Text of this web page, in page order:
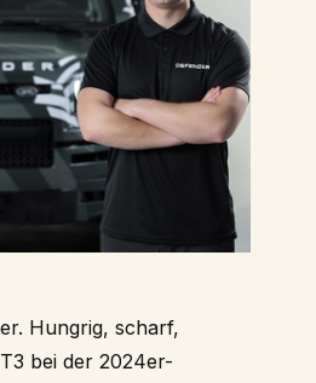
Hungrig, scharf,
bei der 2024er-